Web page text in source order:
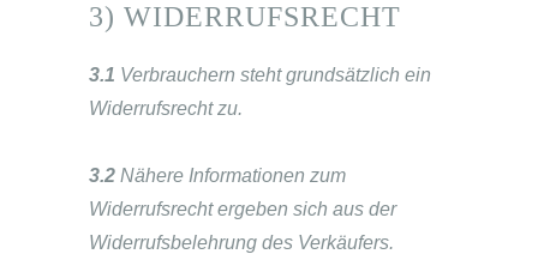
3) WIDERRUFSRECHT
3.1 Verbrauchern steht grundsätzlich ein
Widerrufsrecht zu.
3.2 Nähere Informationen zum
Widerrufsrecht ergeben sich aus der
Widerrufsbelehrung des Verkäufers.